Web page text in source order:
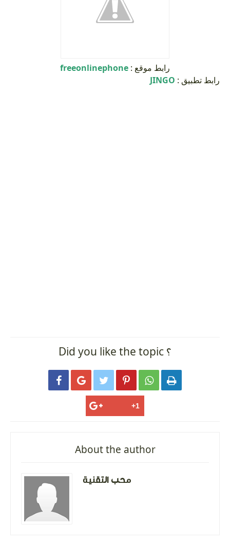
رابط موقع : freeonlinephone
رابط تطبيق : JINGO
Did you like the topic ؟
     
About the author
محب التقنية